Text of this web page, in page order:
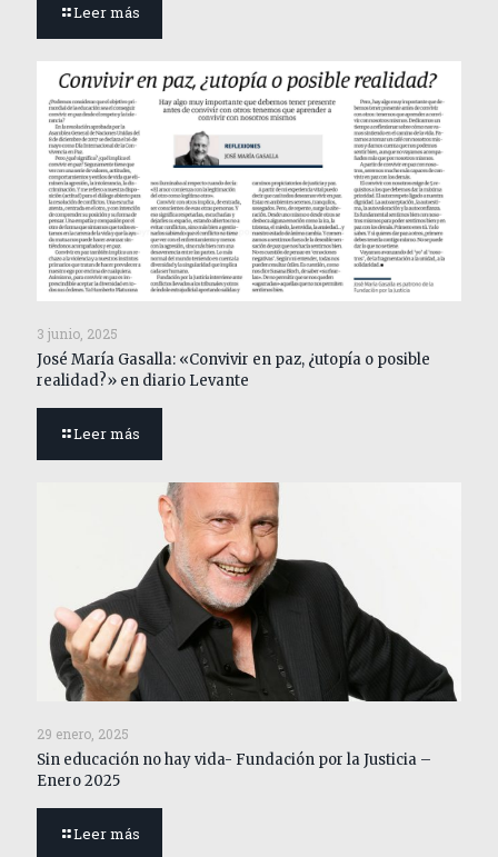
Leer más
3 junio, 2025
José María Gasalla: «Convivir en paz, ¿utopía o posible
realidad?» en diario Levante
Leer más
29 enero, 2025
Sin educación no hay vida- Fundación por la Justicia –
Enero 2025
Leer más